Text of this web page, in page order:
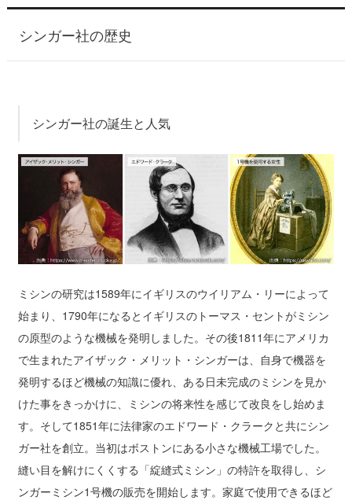
シンガー社の歴史
シンガー社の誕生と人気
ミシンの研究は1589年にイギリスのウイリアム・リーによって
始まり、1790年になるとイギリスのトーマス・セントがミシン
の原型のような機械を発明しました。その後1811年にアメリカ
で生まれたアイザック・メリット・シンガーは、自身で機器を
発明するほど機械の知識に優れ、ある日未完成のミシンを見か
けた事をきっかけに、ミシンの将来性を感じて改良をし始めま
す。そして1851年に法律家のエドワード・クラークと共にシン
ガー社を創立。当初はボストンにある小さな機械工場でした。
縫い目を解けにくくする「綻縫式ミシン」の特許を取得し、シ
ンガーミシン1号機の販売を開始します。家庭で使用できるほど